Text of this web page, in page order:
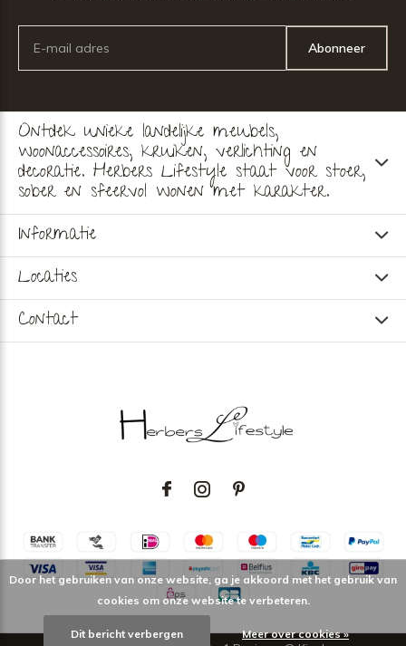
Abonneer
Ontdek unieke landelijke meubels,
woonaccessoires, kruiken, verlichting en
decoratie. Herbers Lifestyle staat voor stoer,
sober en sfeervol wonen met karakter.
Informatie
Locaties
Contact
Door het gebruiken van onze website, ga je akkoord met het gebruik van
cookies om onze website te verbeteren.
Dit bericht verbergen Meer over cookies »